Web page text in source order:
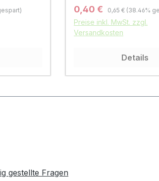
Verkaufspreis:
0,40 € Regulärer Preis:
0,65 € (38.46%
Preise inkl. MwSt. zzgl.
Versandkosten
Details
gestellte Fragen